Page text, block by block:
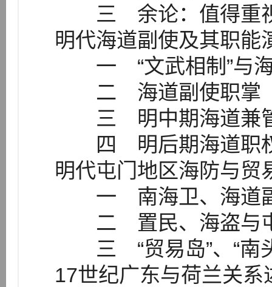
三 余论：值得重视
明代海道副使及其职能
一 “文武相制”与海
二 海道副使职掌
三 明中期海道兼管
四 明后期海道职
明代屯门地区海防与贸
一 南海卫、海道副
二 置民、海盗与
三 “贸易岛”、“南头
17世纪广东与荷兰关系